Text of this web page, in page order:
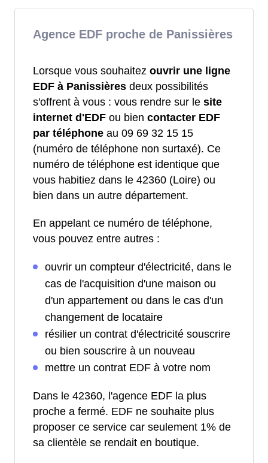
Agence EDF proche de Panissières
Lorsque vous souhaitez ouvrir une ligne
EDF à Panissières deux possibilités
s'offrent à vous : vous rendre sur le site
internet d'EDF ou bien contacter EDF
par téléphone au 09 69 32 15 15
(numéro de téléphone non surtaxé). Ce
numéro de téléphone est identique que
vous habitiez dans le 42360 (Loire) ou
bien dans un autre département.
En appelant ce numéro de téléphone,
vous pouvez entre autres :
ouvrir un compteur d'électricité, dans le
cas de l'acquisition d'une maison ou
d'un appartement ou dans le cas d'un
changement de locataire
résilier un contrat d'électricité souscrire
ou bien souscrire à un nouveau
mettre un contrat EDF à votre nom
Dans le 42360, l'agence EDF la plus
proche a fermé. EDF ne souhaite plus
proposer ce service car seulement 1% de
sa clientèle se rendait en boutique.